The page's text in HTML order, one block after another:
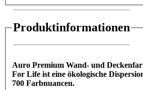
Produktinformationen
Auro Premium Wand- und
For Life ist eine ökologische
700 Farbnuancen.